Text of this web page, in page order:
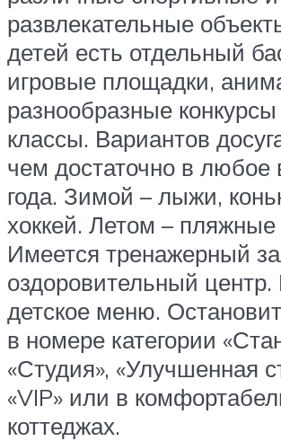
развлекательные
детей есть отдельный
игровые площадки,
разнообразные
классы. Вариантов
чем достаточно в любое
года. Зимой – лыжи,
хоккей. Летом – пляжные
Имеется тренажерный
оздоровительный
детское меню.
в номере категории
«Студия», «Улучшенная
«VIP» или в
коттеджах.